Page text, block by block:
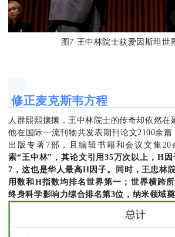
图7 王中林院士获爱因斯坦世
修正麦克斯韦方程
人群熙熙攘攘，王中林院士的传奇却依然在
他在国际一流刊物共发表期刊论文2100余篇
出版专著7部，且编辑书籍和会议文集20
索“王中林”，其论文引用35万次以上， H 因
7 ，这也是华人最高H因子。 同时，王忠林
用数和H指数均排名世界第一 ； 世界横跨
终身科学影响力综合排名第3位， 纳米领域